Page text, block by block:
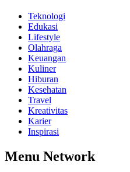
Teknologi
Edukasi
Lifestyle
Olahraga
Keuangan
Kuliner
Hiburan
Kesehatan
Travel
Kreativitas
Karier
Inspirasi
Menu Network